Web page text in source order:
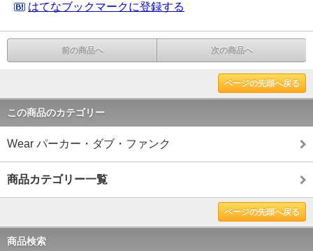
はてなブックマークに登録する
前の商品へ 次の商品へ
ページの先頭へ戻る
この商品のカテゴリー
Wear パーカー・ダブ・ファンク
商品カテゴリー一覧
ページの先頭へ戻る
商品検索